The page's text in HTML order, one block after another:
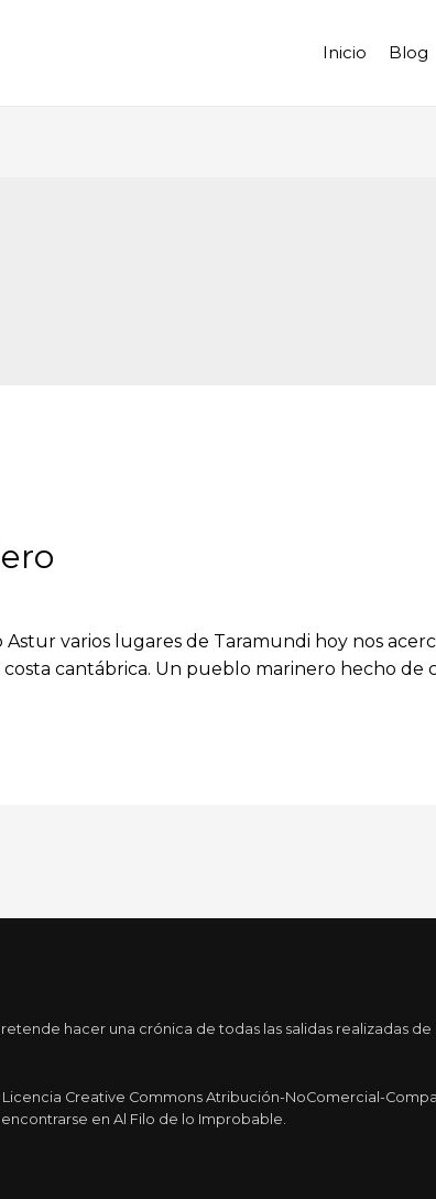
Inicio Blog
Astur varios lugares de Taramundi hoy nos
cantábrica. Un pueblo marinero hecho de
hacer una crónica de todas las salidas realizadas
Creative Commons Atribución-NoComercial-
en Al Filo de lo Improbable.